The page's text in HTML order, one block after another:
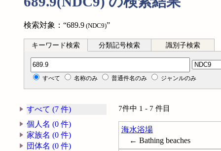
検索対象：“689.9 (NDC9)”
キーワード検索 分類記号検索 識別子検索
分類記号検索
すべて 名称のみ 普通件名のみ ジャンルのみ
すべて (7 件)
個人名 (0 件)
家族名 (0 件)
団体名 (0 件)
7件中 1 - 7 件目
海水浴場
← Bathing beaches